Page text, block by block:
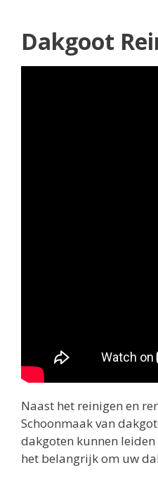
Dakgoot
Naast het reinigen en
Schoonmaak van
dakgoten kunnen
het belangrijk om uw